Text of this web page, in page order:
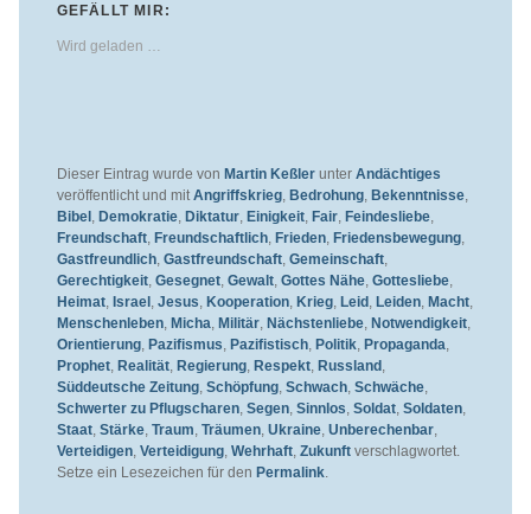
GEFÄLLT MIR:
Wird geladen …
Dieser Eintrag wurde von Martin Keßlerunter Andächtiges
veröffentlicht und mit Angriffskrieg, Bedrohung, Bekenntnisse,
Bibel, Demokratie, Diktatur, Einigkeit, Fair, Feindesliebe,
Freundschaft, Freundschaftlich, Frieden, Friedensbewegung,
Gastfreundlich, Gastfreundschaft, Gemeinschaft,
Gerechtigkeit, Gesegnet, Gewalt, Gottes Nähe, Gottesliebe,
Heimat, Israel, Jesus Kooperation, Krieg, Leid, Leiden, Macht,
Menschenleben, Micha Militär, Nächstenliebe, Notwendigkeit,
Orientierung, Pazifismus Pazifistisch, Politik, Propaganda
Prophet, Realität, Regierung, Respekt, Russland,
Süddeutsche Zeitung, Schöpfung, Schwach, Schwäche,
Schwerter zu Pflugscharen, Segen, Sinnlos Soldat, Soldaten,
Staat, Stärke, Traum Träumen, Ukraine, Unberechenbar,
Verteidigen, Verteidigung, Wehrhaft, Zukunftverschlagwortet.
Setze ein Lesezeichen für den Permalink.